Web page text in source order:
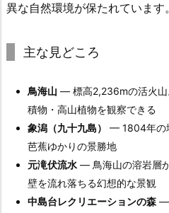
異な自然環境が保たれています。
主な見どころ
鳥海山 — 標高2,236mの活火山
積物・高山植物を観察できる
象潟（九十九島）
— 1804年の
芭蕉ゆかりの景勝地
元滝伏流水 — 鳥海山の溶岩層
壁を流れ落ちる幻想的な景観
中島台レクリエーションの森 —